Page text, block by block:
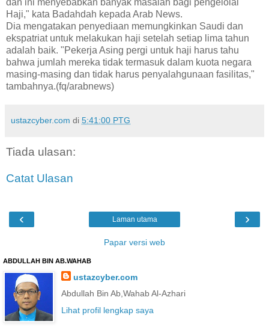
dan ini menyebabkan banyak masalah bagi pengelolal
Haji," kata Badahdah kepada Arab News.
Dia mengatakan penyediaan memungkinkan Saudi dan
ekspatriat untuk melakukan haji setelah setiap lima tahun
adalah baik. "Pekerja Asing pergi untuk haji harus tahu
bahwa jumlah mereka tidak termasuk dalam kuota negara
masing-masing dan tidak harus penyalahgunaan fasilitas,"
tambahnya.(fq/arabnews)
ustazcyber.com di 5:41:00 PTG
Tiada ulasan:
Catat Ulasan
‹ ›
Laman utama
Papar versi web
ABDULLAH BIN AB.WAHAB
ustazcyber.com
Abdullah Bin Ab,Wahab Al-Azhari
Lihat profil lengkap saya